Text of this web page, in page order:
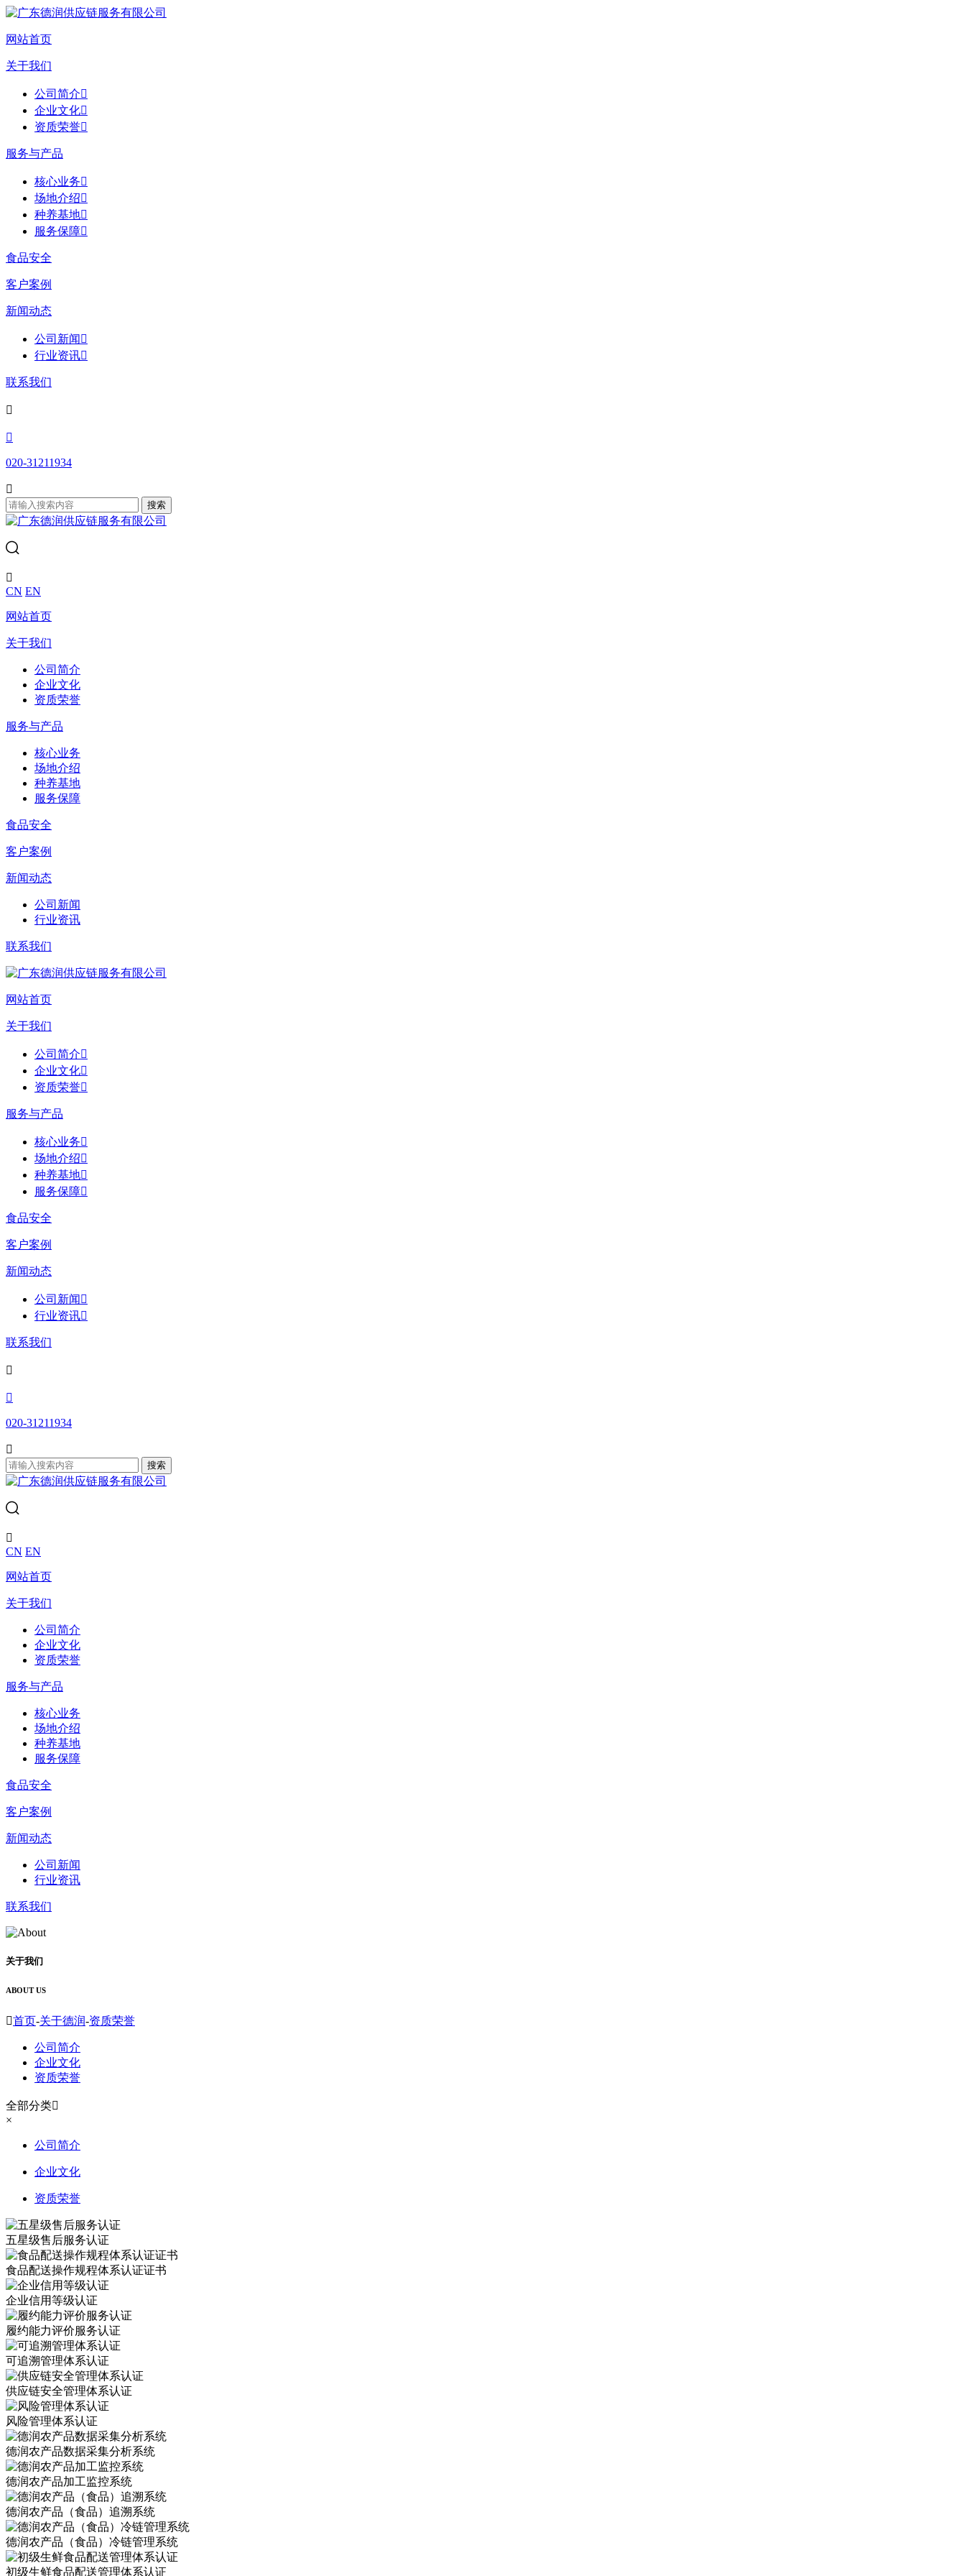
网站首页
关于我们
公司简介
企业文化
资质荣誉
服务与产品
核心业务
场地介绍
种养基地
服务保障
食品安全
客户案例
新闻动态
公司新闻 
行业资讯
联系我们


020-31211934

搜索

CN EN
网站首页
关于我们
公司简介
企业文化
资质荣誉
服务与产品
核心业务
场地介绍
种养基地
服务保障
食品安全
客户案例
新闻动态
公司新闻
行业资讯
联系我们
网站首页
关于我们
公司简介
企业文化
资质荣誉
服务与产品
核心业务
场地介绍
种养基地
服务保障
食品安全
客户案例
新闻动态
公司新闻 
行业资讯
联系我们


020-31211934

搜索

CN EN
网站首页
关于我们
公司简介
企业文化
资质荣誉
服务与产品
核心业务
场地介绍
种养基地
服务保障
食品安全
客户案例
新闻动态
公司新闻
行业资讯
联系我们
关于我们
ABOUT US
首页-关于德润-资质荣誉
公司简介
企业文化
资质荣誉
全部分类
×
公司简介
企业文化
资质荣誉
五星级售后服务认证
食品配送操作规程体系认证证书
企业信用等级认证
履约能力评价服务认证
可追溯管理体系认证
供应链安全管理体系认证
风险管理体系认证
德润农产品数据采集分析系统
德润农产品加工监控系统
德润农产品（食品）追溯系统
德润农产品（食品）冷链管理系统
初级生鲜食品配送管理体系认证